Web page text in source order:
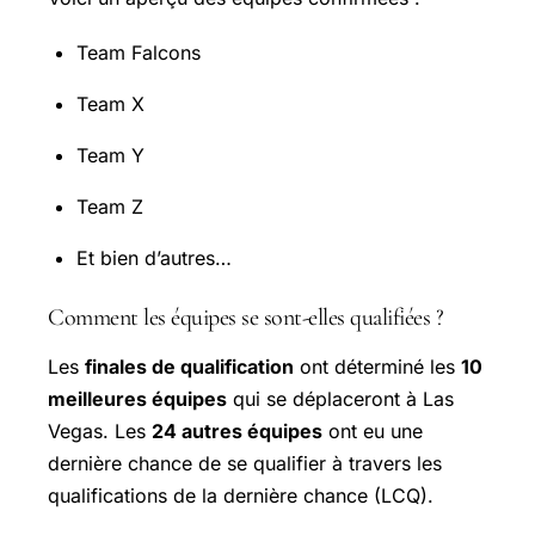
Team Falcons
Team X
Team Y
Team Z
Et bien d’autres…
Comment les équipes se sont-elles qualifiées ?
Les finales de qualification ont déterminé les 10
meilleures équipes qui se déplaceront à Las
Vegas. Les 24 autres équipes ont eu une
dernière chance de se qualifier à travers les
qualifications de la dernière chance (LCQ).